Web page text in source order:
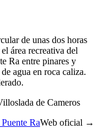
de unas dos horas
área recreativa del
Ra entre pinares y
agua en roca caliza.
de Cameros
RaWeb oficial →